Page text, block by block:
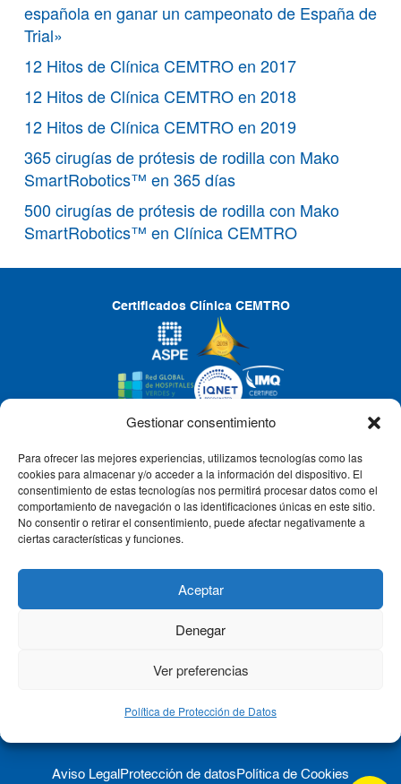
Gestionar consentimiento
Para ofrecer las mejores experiencias, utilizamos tecnologías como las
cookies para almacenar y/o acceder a la información del dispositivo. El
consentimiento de estas tecnologías nos permitirá procesar datos como el
comportamiento de navegación o las identificaciones únicas en este sitio.
No consentir o retirar el consentimiento, puede afectar negativamente a
ciertas características y funciones.
Aceptar
Denegar
Ver preferencias
Política de Protección de Datos
española en ganar un campeonato de España de
Trial»
12 Hitos de Clínica CEMTRO en 2017
12 Hitos de Clínica CEMTRO en 2018
12 Hitos de Clínica CEMTRO en 2019
365 cirugías de prótesis de rodilla con Mako
SmartRobotics™ en 365 días
500 cirugías de prótesis de rodilla con Mako
SmartRobotics™ en Clínica CEMTRO
Certificados Clínica CEMTRO
CLÍNICA CEMTRO
QUIÉNES SOMOS
Aviso Legal Protección de datos Política de Cookies